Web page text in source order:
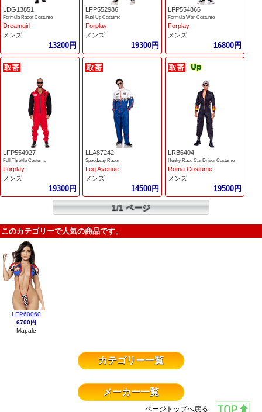
LDG13851
Formula Racer Costume
Dreamgirl
メンズ
13200円
LFP552986
Fuel Up Costume
Forplay
メンズ
19300円
LFP554866
Formula Won Costume
Forplay
メンズ
16800円
LFP554927
Full Throttle Costume
Forplay
メンズ
19300円
LLA87242
Speedway Racer
Leg Avenue
メンズ
14500円
LRB6404
Hunky Race Car Driver Costume
Roma Costume
メンズ
19500円
1/1 ページ
このカテゴリーで人気の商品です。
LEP60060
6700円
Mapale
カテゴリー一覧
メーカー一覧
ページトップへ戻る